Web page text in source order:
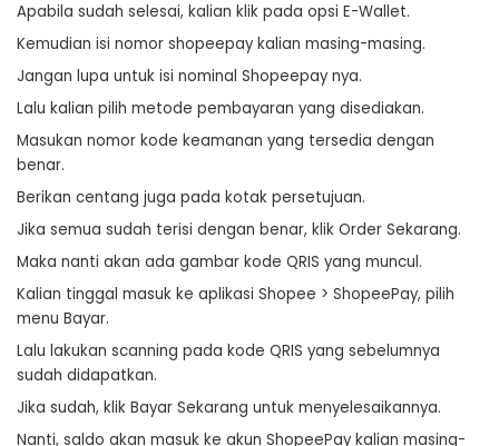
Apabila sudah selesai, kalian klik pada opsi E-Wallet.
Kemudian isi nomor shopeepay kalian masing-masing.
Jangan lupa untuk isi nominal Shopeepay nya.
Lalu kalian pilih metode pembayaran yang disediakan.
Masukan nomor kode keamanan yang tersedia dengan
benar.
Berikan centang juga pada kotak persetujuan.
Jika semua sudah terisi dengan benar, klik Order Sekarang.
Maka nanti akan ada gambar kode QRIS yang muncul.
Kalian tinggal masuk ke aplikasi Shopee > ShopeePay, pilih
menu Bayar.
Lalu lakukan scanning pada kode QRIS yang sebelumnya
sudah didapatkan.
Jika sudah, klik Bayar Sekarang untuk menyelesaikannya.
Nanti, saldo akan masuk ke akun ShopeePay kalian masing-